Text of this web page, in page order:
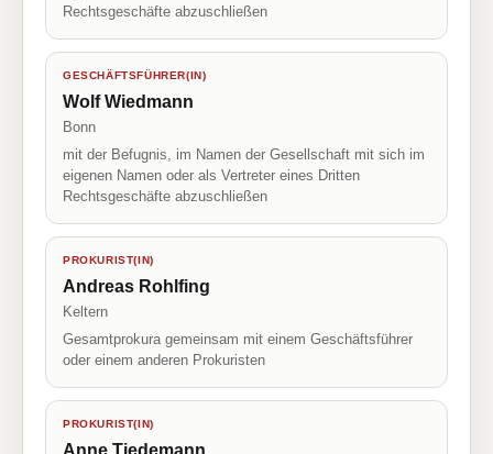
Rechtsgeschäfte abzuschließen
GESCHÄFTSFÜHRER(IN)
Wolf Wiedmann
Bonn
mit der Befugnis, im Namen der Gesellschaft mit sich im
eigenen Namen oder als Vertreter eines Dritten
Rechtsgeschäfte abzuschließen
PROKURIST(IN)
Andreas Rohlfing
Keltern
Gesamtprokura gemeinsam mit einem Geschäftsführer
oder einem anderen Prokuristen
PROKURIST(IN)
Anne Tiedemann